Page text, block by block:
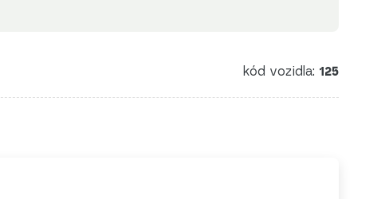
kód vozidla: 125